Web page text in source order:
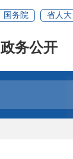
国务院 省人大
政务公开